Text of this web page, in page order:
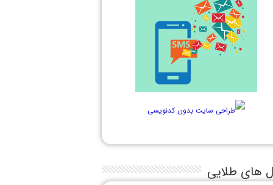
های طلایی